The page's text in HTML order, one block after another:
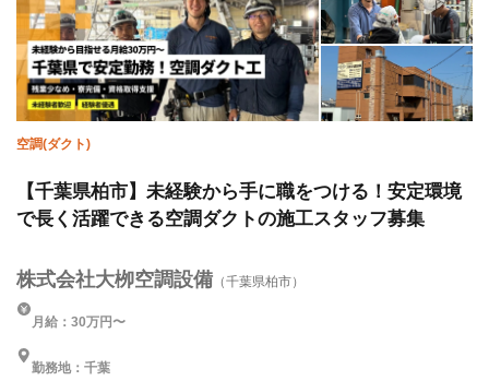
空調(ダクト)
【千葉県柏市】未経験から手に職をつける！安定環境
で長く活躍できる空調ダクトの施工スタッフ募集
株式会社大栁空調設備 （千葉県柏市）
月給：30万円〜
勤務地：千葉